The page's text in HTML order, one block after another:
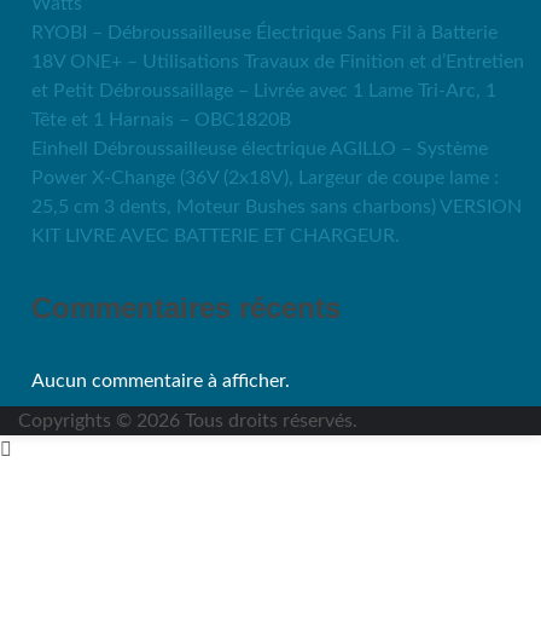
RYOBI – Débroussailleuse Électrique Sans Fil à Batterie
18V ONE+ – Utilisations Travaux de Finition et d’Entretien
et Petit Débroussaillage – Livrée avec 1 Lame Tri-Arc, 1
Tête et 1 Harnais – OBC1820B
Einhell Débroussailleuse électrique AGILLO – Système
Power X-Change (36V (2x18V), Largeur de coupe lame :
25,5 cm 3 dents, Moteur Bushes sans charbons) VERSION
KIT LIVRE AVEC BATTERIE ET CHARGEUR.
Commentaires récents
Aucun commentaire à afficher.
Copyrights © 2026 Tous droits réservés.